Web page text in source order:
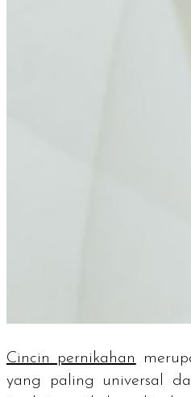
Cincin pernikahan
yang paling universal